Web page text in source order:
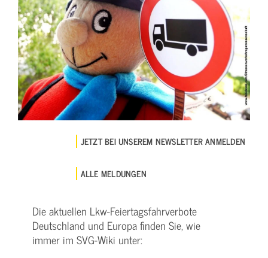
JETZT BEI UNSEREM NEWSLETTER ANMELDEN
ALLE MELDUNGEN
Die aktuellen Lkw-Feiertagsfahrverbote
Deutschland und Europa finden Sie, wie
immer im SVG-Wiki unter: